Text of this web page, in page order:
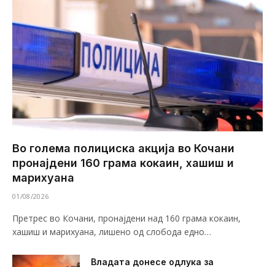
Во голема полициска акција во Кочани
пронајдени 160 грама кокаин, хашиш и
марихуана
01/08/2026
Претрес во Кочани, пронајдени над 160 грама кокаин,
хашиш и марихуана, лишено од слобода едно…
Владата донесе одлука за